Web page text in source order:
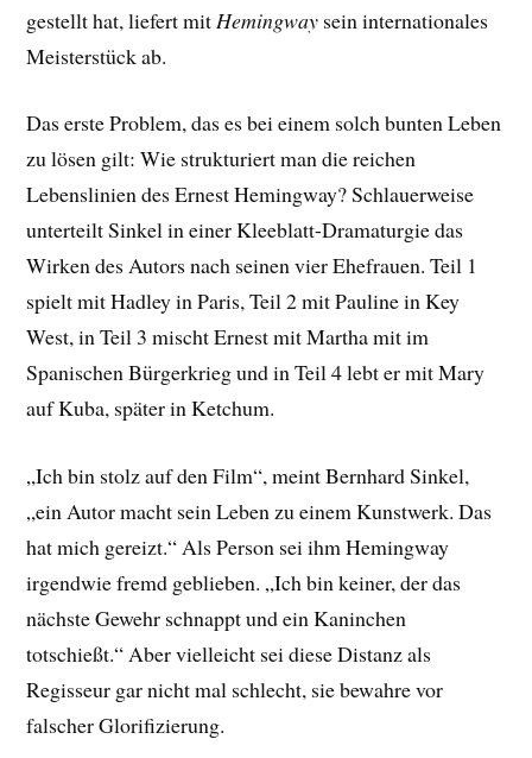
gestellt hat, liefert mit Hemingway sein internationales
Meisterstück ab.
Das erste Problem, das es bei einem solch bunten Leben
zu lösen gilt: Wie strukturiert man die reichen
Lebenslinien des Ernest Hemingway? Schlauerweise
unterteilt Sinkel in einer Kleeblatt-Dramaturgie das
Wirken des Autors nach seinen vier Ehefrauen. Teil 1
spielt mit Hadley in Paris, Teil 2 mit Pauline in Key
West, in Teil 3 mischt Ernest mit Martha mit im
Spanischen Bürgerkrieg und in Teil 4 lebt er mit Mary
auf Kuba, später in Ketchum.
„Ich bin stolz auf den Film“, meint Bernhard Sinkel,
„ein Autor macht sein Leben zu einem Kunstwerk. Das
hat mich gereizt.“ Als Person sei ihm Hemingway
irgendwie fremd geblieben. „Ich bin keiner, der das
nächste Gewehr schnappt und ein Kaninchen
totschießt.“ Aber vielleicht sei diese Distanz als
Regisseur gar nicht mal schlecht, sie bewahre vor
falscher Glorifizierung.